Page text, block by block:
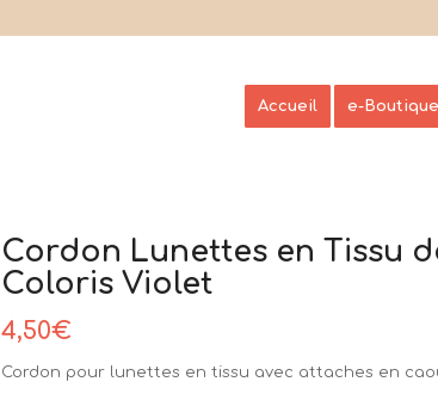
Accueil e-Boutique
Cordon Lunettes en Tissu
Coloris Violet
4,50€
Cordon pour lunettes en tissu avec attaches en